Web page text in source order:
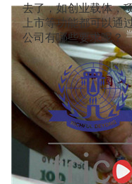
去了，如创业载体，
上市等功能都可以通
公司有哪些要求呢？